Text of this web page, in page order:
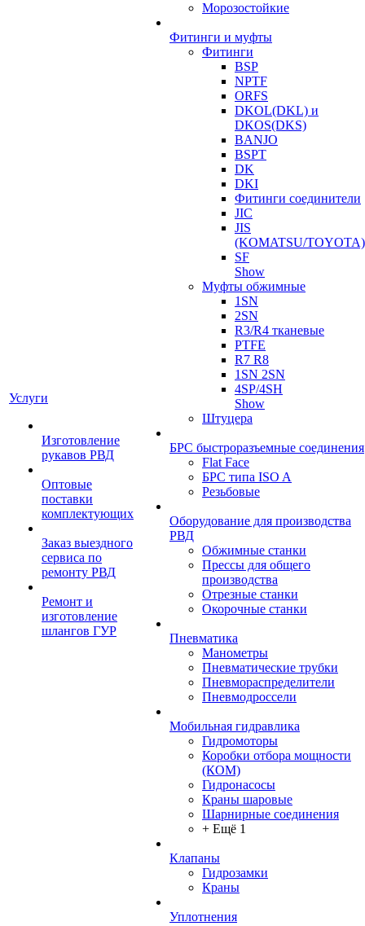
Услуги
Изготовление
рукавов РВД
Оптовые
поставки
комплектующих
Заказ выездного
сервиса по
ремонту РВД
Ремонт и
изготовление
шлангов ГУР
Морозостойкие
Фитинги и муфты
Фитинги
BSP
NPTF
ORFS
DKOL(DKL) и
DKOS(DKS)
BANJO
BSPT
DK
DKI
Фитинги соединители
JIC
JIS
(KOMATSU/TOYOTA)
SF
Show
Муфты обжимные
1SN
2SN
R3/R4 тканевые
PTFE
R7 R8
1SN 2SN
4SP/4SH
Show
Штуцера
БРС быстроразъемные соединения
Flat Face
БРС типа ISO A
Резьбовые
Оборудование для производства
РВД
Обжимные станки
Прессы для общего
производства
Отрезные станки
Окорочные станки
Пневматика
Манометры
Пневматические трубки
Пневмораспределители
Пневмодроссели
Мобильная гидравлика
Гидромоторы
Коробки отбора мощности
(КОМ)
Гидронасосы
Краны шаровые
Шарнирные соединения
+ Ещё 1
Клапаны
Гидрозамки
Краны
Уплотнения